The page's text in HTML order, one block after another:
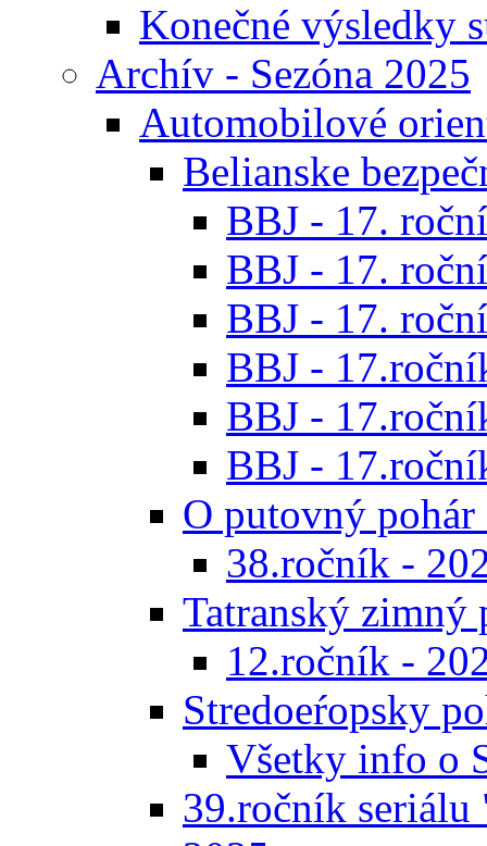
Konečné výsledky
Archív - Sezóna 2025
Automobilové
Belianske
BBJ - 17.
BBJ - 17.
BBJ - 17.
BBJ -
BBJ -
BBJ -
O putovný
38.ročník -
Tatranský zimný
12.ročník -
Stredoeŕopsky
Všetky info o
39.ročník